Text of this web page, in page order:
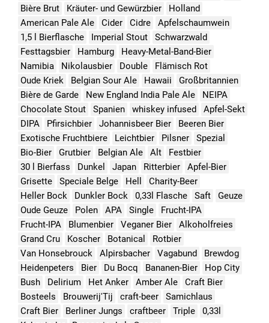
Bière Brut
Kräuter- und Gewürzbier
Holland
American Pale Ale
Cider Cidre
Apfelschaumwein
1,5 l Bierflasche
Imperial Stout
Schwarzwald
Festtagsbier
Hamburg
Heavy-Metal-Band-Bier
Namibia
Nikolausbier Double
Flämisch Rot
Oude Kriek
Belgian Sour Ale Hawaii
Großbritannien
Bière de Garde
New England India Pale Ale
NEIPA
Chocolate Stout
Spanien whiskey infused
Apfel-Sekt
DIPA
Pfirsichbier Johannisbeer Bier
Beeren Bier
Exotische Fruchtbiere
Leichtbier Pilsner
Spezial
Bio-Bier
Grutbier Belgian Ale Alt
Festbier
30 l Bierfass
Dunkel Japan Ritterbier
Apfel-Bier
Grisette
Speciale Belge Hell
Charity-Beer
Heller Bock
Dunkler Bock 0,33l Flasche Saft
Geuze
Oude Geuze
Polen APA Single
Frucht-IPA
Frucht-IPA
Blumenbier Veganer Bier
Alkoholfreies
Grand Cru
Koscher Botanical
Rotbier
Van Honsebrouck
Alpirsbacher Vagabund
Brewdog
Heidenpeters
Bier Du Bocq Bananen-Bier
Hop City
Bush
Delirium Het Anker Amber Ale
Craft Bier
Bosteels
Brouwerij'Tij craft-beer
Samichlaus
Craft Bier
Berliner Jungs craftbeer Triple
0,33l